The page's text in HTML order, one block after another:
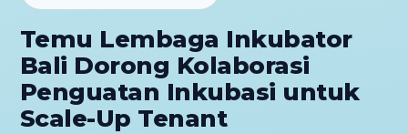
Temu Lembaga Inkubator
Bali Dorong Kolaborasi
Penguatan Inkubasi untuk
Scale-Up Tenant